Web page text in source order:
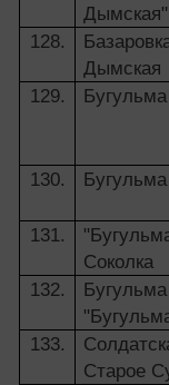
128.
Дымская
129.
130.
131.
Соколка
132.
133.
Старое